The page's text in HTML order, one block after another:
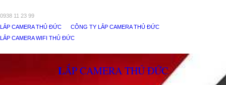
0938 11 23 99
LẮP CAMERA THỦ ĐỨC
CÔNG TY LẮP CAMERA THỦ ĐỨC
LẮP CAMERA WIFI THỦ ĐỨC
LẮP CAMERA THỦ ĐỨC